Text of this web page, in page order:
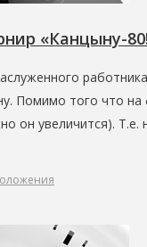
«Канцыну-
Помимо того что
он увеличится). Т.е.